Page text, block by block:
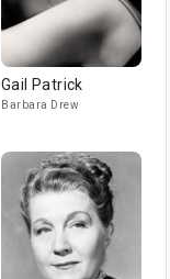
Gail Patrick
Barbara Drew